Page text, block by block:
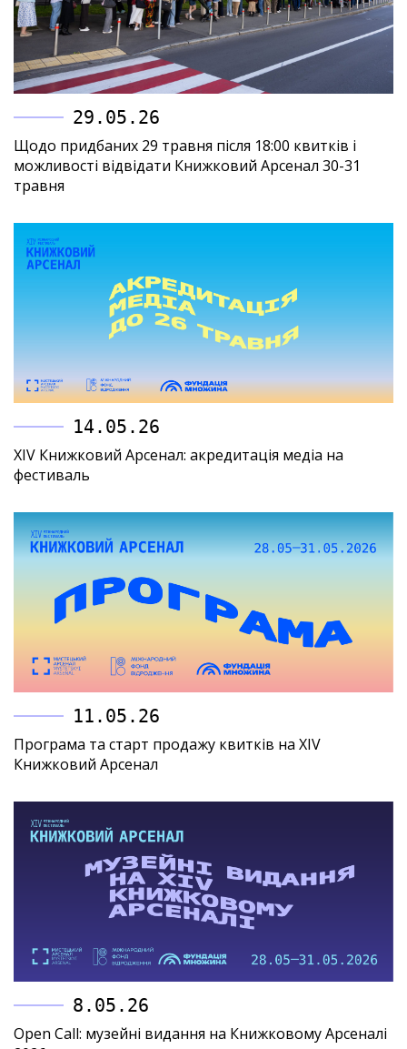
29.05.26
Щодо придбаних 29 травня після 18:00 квитків і
можливості відвідати Книжковий Арсенал 30-31
травня
14.05.26
XIV Книжковий Арсенал: акредитація медіа на
фестиваль
11.05.26
Програма та старт продажу квитків на XIV
Книжковий Арсенал
8.05.26
Open Call: музейні видання на Книжковому Арсеналі